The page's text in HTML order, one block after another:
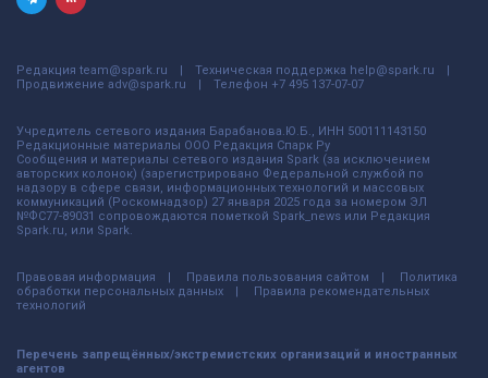
Редакция team@spark.ru Техническая поддержка help@spark.ru
Продвижение adv@spark.ru Телефон +7 495 137-07-07
Учредитель сетевого издания Барабанова.Ю.Б., ИНН 500111143150
Редакционные материалы ООО Редакция Спарк Ру
Сообщения и материалы сетевого издания Spark (за исключением
авторских колонок) (зарегистрировано Федеральной службой по
надзору в сфере связи, информационных технологий и массовых
коммуникаций (Роскомнадзор) 27 января 2025 года за номером ЭЛ
№ФС77-89031 сопровождаются пометкой Spark_news или Редакция
Spark.ru, или Spark.
Правовая информация Правила пользования сайтом
Политика
обработки персональных данных
Правила рекомендательных
технологий
Перечень запрещённых/экстремистских организаций и иностранных
агентов